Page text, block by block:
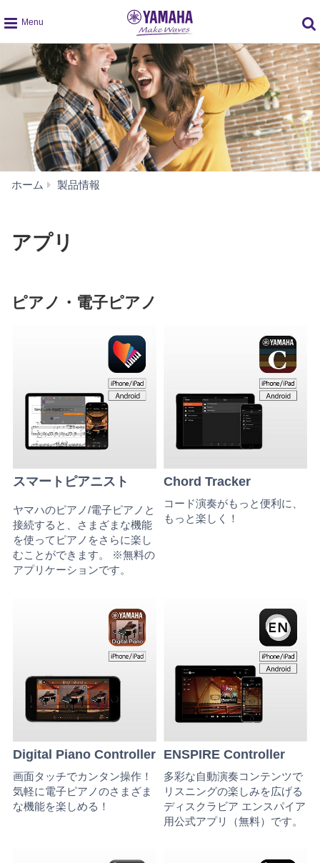
global
navigation
ホーム 製品情報
アプリ
ピアノ・電子ピアノ
スマートピアニスト
ヤマハのピアノ/電子ピアノと
接続すると、さまざまな機能
を使ってピアノをさらに楽し
むことができます。 ※無料の
アプリケーションです。
Chord Tracker
コード演奏がもっと便利に、
もっと楽しく！
Digital Piano Controller
画面タッチでカンタン操作！
気軽に電子ピアノのさまざま
な機能を楽しめる！
ENSPIRE Controller
多彩な自動演奏コンテンツで
リスニングの楽しみを広げる
ディスクラビア エンスパイア
用公式アプリ（無料）です。